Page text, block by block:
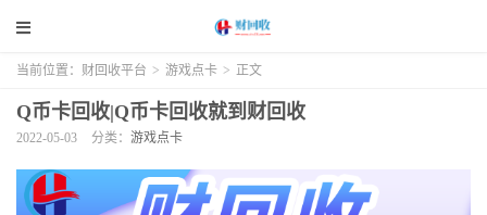
当前位置： 财回收平台 > 游戏点卡 > 正文
Q币卡回收|Q币卡回收就到财回收
2022-05-03 分类： 游戏点卡